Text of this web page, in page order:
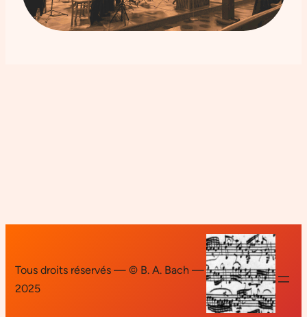
Tous droits réservés — © B. A. Bach —
2025